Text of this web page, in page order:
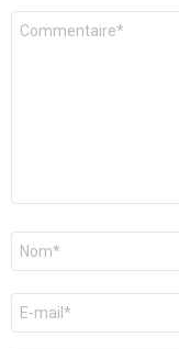
Commentaire
Nom
E-
mail
*